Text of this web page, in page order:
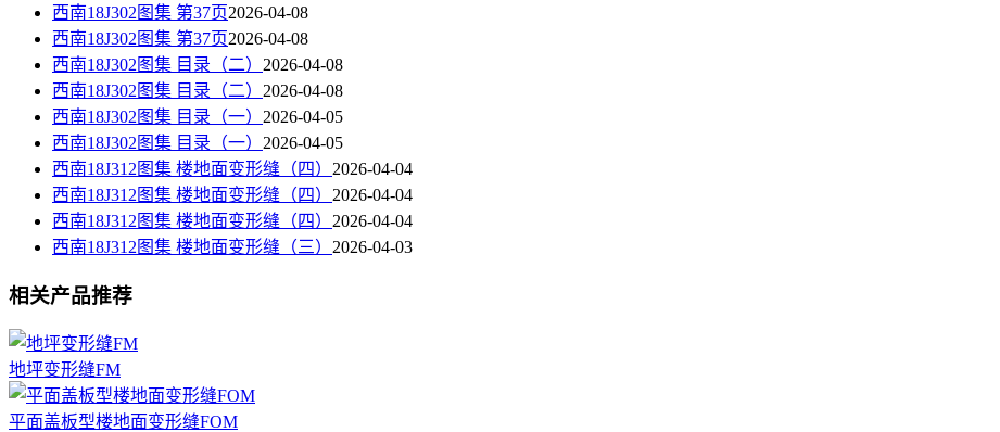
西南18J302图集 第37页2026-04-08
西南18J302图集 第37页2026-04-08
西南18J302图集 目录（二） 2026-04-08
西南18J302图集 目录（二） 2026-04-08
西南18J302图集 目录（一） 2026-04-05
西南18J302图集 目录（一） 2026-04-05
西南18J312图集 楼地面变形缝（四） 2026-04-04
西南18J312图集 楼地面变形缝（四） 2026-04-04
西南18J312图集 楼地面变形缝（四） 2026-04-04
西南18J312图集 楼地面变形缝（三） 2026-04-03
相关产品推荐
地坪变形缝FM
平面盖板型楼地面变形缝FOM